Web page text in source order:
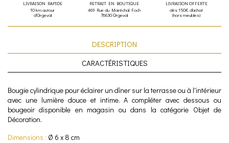
LIVRAISON RAPIDE
10 km autour
d'Orgeval
RETRAIT EN BOUTIQUE
469 Rue du Maréchal Foch
78630 Orgeval
LIVRAISON OFFERTE
dès 150€ d'achat
(hors meubles)
DESCRIPTION
CARACTÉRISTIQUES
Bougie cylindrique pour éclairer un dîner sur la terrasse ou à l'intérieur
avec une lumière douce et intime. A compléter avec dessous ou
bougeoir disponible en magasin ou dans la catégorie Objet de
Décoration.
Dimensions : Ø 6 x 8 cm